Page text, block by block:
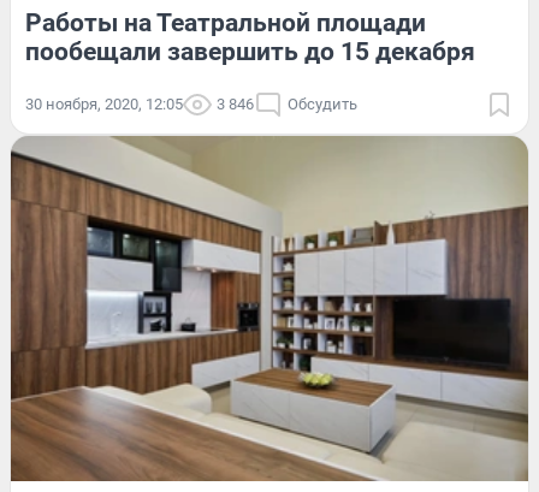
Работы на Театральной площади
пообещали завершить до 15 декабря
30 ноября, 2020, 12:05 3 846 Обсудить